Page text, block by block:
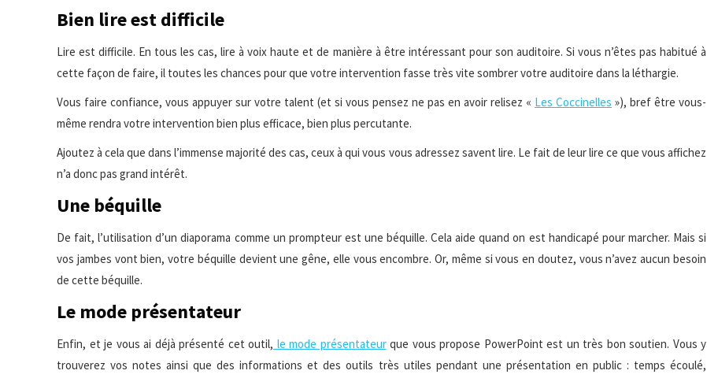
Bien lire est difficile
Lire est difficile. En tous les cas, lire à voix haute et de manière à être intéressant pour son auditoire. Si vous n’êtes pas habitué à
cette façon de faire, il toutes les chances pour que votre intervention fasse très vite sombrer votre auditoire dans la léthargie.
Vous faire confiance, vous appuyer sur votre talent (et si vous pensez ne pas en avoir relisez « Les Coccinelles »), bref être vous-
même rendra votre intervention bien plus efficace, bien plus percutante.
Ajoutez à cela que dans l’immense majorité des cas, ceux à qui vous vous adressez savent lire. Le fait de leur lire ce que vous affichez
n’a donc pas grand intérêt.
Une béquille
De fait, l’utilisation d’un diaporama comme un prompteur est une béquille. Cela aide quand on est handicapé pour marcher. Mais si
vos jambes vont bien, votre béquille devient une gêne, elle vous encombre. Or, même si vous en doutez, vous n’avez aucun besoin
de cette béquille.
Le mode présentateur
Enfin, et je vous ai déjà présenté cet outil, le mode présentateurque vous propose PowerPoint est un très bon soutien. Vous y
trouverez vos notes ainsi que des informations et des outils très utiles pendant une présentation en public : temps écoulé,